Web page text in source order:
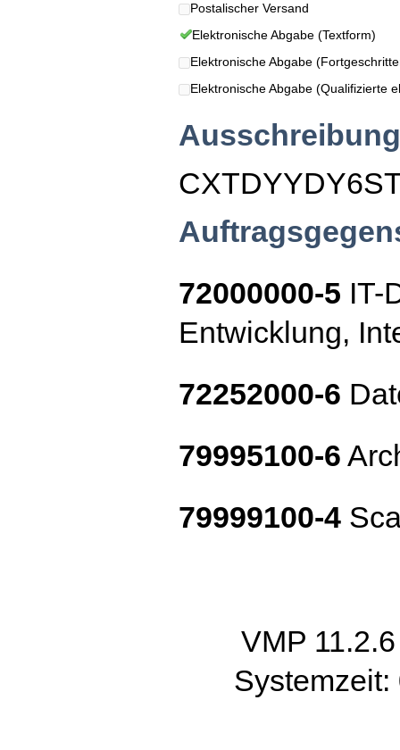
Postalischer Versand
Elektronische Abgabe (Textform)
Elektronische Abgabe
Elektronische Abgabe (Qualifizierte
72000000-5 IT-
Entwicklung,
72252000-6
79995100-6
79999100-4
VMP